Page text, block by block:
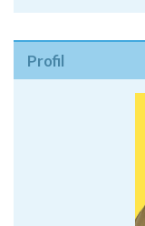
Profil